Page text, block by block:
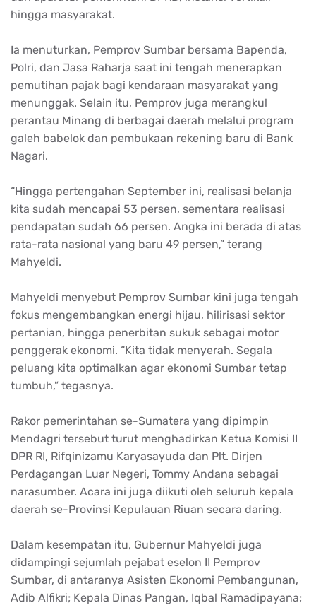
hingga masyarakat.
Ia menuturkan, Pemprov Sumbar bersama Bapenda,
Polri, dan Jasa Raharja saat ini tengah menerapkan
pemutihan pajak bagi kendaraan masyarakat yang
menunggak. Selain itu, Pemprov juga merangkul
perantau Minang di berbagai daerah melalui program
galeh babelok dan pembukaan rekening baru di Bank
Nagari.
“Hingga pertengahan September ini, realisasi belanja
kita sudah mencapai 53 persen, sementara realisasi
pendapatan sudah 66 persen. Angka ini berada di atas
rata-rata nasional yang baru 49 persen,” terang
Mahyeldi.
Mahyeldi menyebut Pemprov Sumbar kini juga tengah
fokus mengembangkan energi hijau, hilirisasi sektor
pertanian, hingga penerbitan sukuk sebagai motor
penggerak ekonomi. “Kita tidak menyerah. Segala
peluang kita optimalkan agar ekonomi Sumbar tetap
tumbuh,” tegasnya.
Rakor pemerintahan se-Sumatera yang dipimpin
Mendagri tersebut turut menghadirkan Ketua Komisi II
DPR RI, Rifqinizamu Karyasayuda dan Plt. Dirjen
Perdagangan Luar Negeri, Tommy Andana sebagai
narasumber. Acara ini juga diikuti oleh seluruh kepala
daerah se-Provinsi Kepulauan Riuan secara daring.
Dalam kesempatan itu, Gubernur Mahyeldi juga
didampingi sejumlah pejabat eselon II Pemprov
Sumbar, di antaranya Asisten Ekonomi Pembangunan,
Adib Alfikri; Kepala Dinas Pangan, Iqbal Ramadipayana;